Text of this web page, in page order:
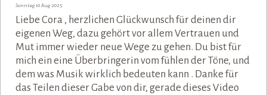
Sonntag 10 Aug 2025
Liebe Cora , herzlichen Glückwunsch für deinen dir
eigenen Weg, dazu gehört vor allem Vertrauen und
Mut immer wieder neue Wege zu gehen. Du bist für
mich ein eine Überbringerin vom fühlen der Töne, und
dem was Musik wirklich bedeuten kann . Danke für
das Teilen dieser Gabe von dir, gerade dieses Video